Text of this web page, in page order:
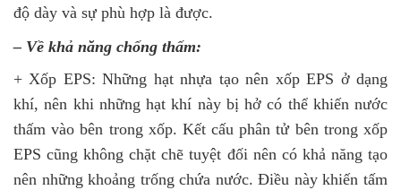
độ dày và sự phù hợp là được.
– Về khả năng chống thấm:
+ Xốp EPS: Những hạt nhựa tạo nên xốp EPS ở dạng
khí, nên khi những hạt khí này bị hở có thể khiến nước
thấm vào bên trong xốp. Kết cấu phân tử bên trong xốp
EPS cũng không chặt chẽ tuyệt đối nên có khả năng tạo
nên những khoảng trống chứa nước. Điều này khiến tấm